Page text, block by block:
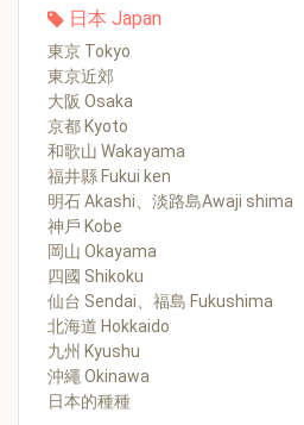
日本 Japan
東京 Tokyo
東京近郊
大阪 Osaka
京都 Kyoto
和歌山 Wakayama
福井縣 Fukui ken
明石 Akashi、淡路島Awaji shima
神戶 Kobe
岡山 Okayama
四國 Shikoku
仙台 Sendai、福島 Fukushima
北海道 Hokkaido
九州 Kyushu
沖繩 Okinawa
日本的種種